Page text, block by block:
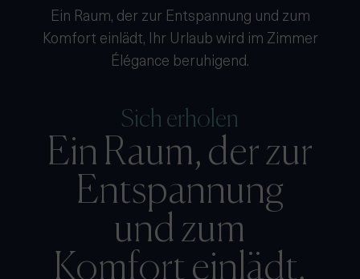
Ein Raum, der zur Entspannung und zum
Komfort einlädt, Ihr Urlaub wird im Zimmer
Élégance beruhigend.
Sich erholen
Ein Raum, der zur
Entspannung
und zum
Komfort einlädt,